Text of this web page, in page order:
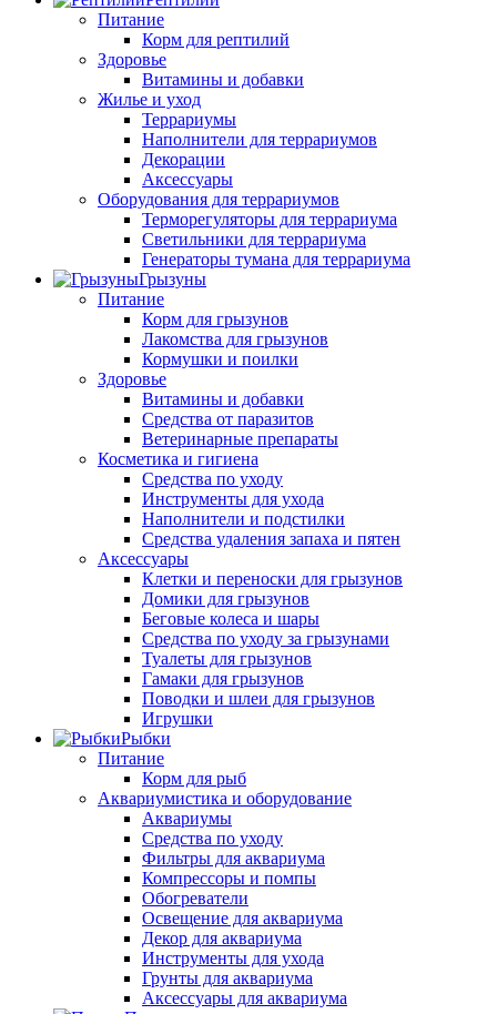
Питание
Корм для рептилий
Здоровье
Витамины и добавки
Жилье и уход
Террариумы
Наполнители для террариумов
Декорации
Аксессуары
Оборудования для террариумов
Терморегуляторы для террариума
Светильники для террариума
Генераторы тумана для террариума
Грызуны
Питание
Корм для грызунов
Лакомства для грызунов
Кормушки и поилки
Здоровье
Витамины и добавки
Средства от паразитов
Ветеринарные препараты
Косметика и гигиена
Средства по уходу
Инструменты для ухода
Наполнители и подстилки
Средства удаления запаха и пятен
Аксессуары
Клетки и переноски для грызунов
Домики для грызунов
Беговые колеса и шары
Средства по уходу за грызунами
Туалеты для грызунов
Гамаки для грызунов
Поводки и шлеи для грызунов
Игрушки
Рыбки
Питание
Корм для рыб
Аквариумистика и оборудование
Аквариумы
Средства по уходу
Фильтры для аквариума
Компрессоры и помпы
Обогреватели
Освещение для аквариума
Декор для аквариума
Инструменты для ухода
Грунты для аквариума
Аксессуары для аквариума